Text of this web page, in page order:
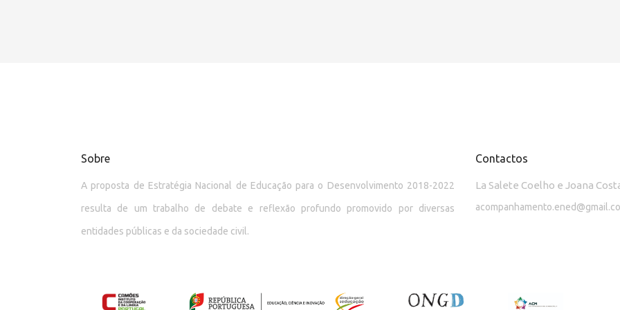
Sobre
A proposta de Estratégia Nacional de Educação para o Desenvolvimento 2018-2022
resulta de um trabalho de debate e reflexão profundo promovido por diversas
entidades públicas e da sociedade civil.
Contactos
La Salete Coelho e Joana